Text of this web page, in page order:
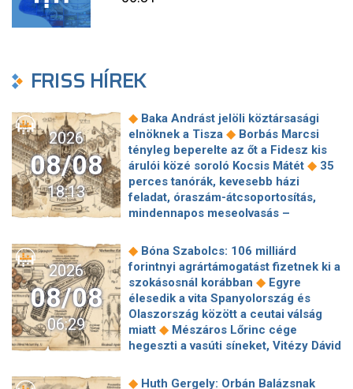
FRISS HÍREK
2026
08/08
18:13
◆ Baka Andrást jelöli köztársasági
elnöknek a Tisza ◆ Borbás Marcsi
tényleg beperelte az őt a Fidesz kis
árulói közé soroló Kocsis Mátét ◆ 35
perces tanórák, kevesebb házi
feladat, óraszám-átcsoportosítás,
mindennapos meseolvasás –
tagozatos javaslatcsomagja
Lemond és az egyetemről is távozik
az Ádám Zoltánt kirúgó corvinusos
rektorhelyettes◆
Katasztrófavédelem: Ez már nekünk is
sok! És sajnos nem látjuk a végét ◆
Nem fizeti vissza a vételárat a zuglói
kormányzati negyed
2026
08/08
06:29
◆ Bóna Szabolcs: 106 milliárd
forintnyi agrártámogatást fizetnek ki a
szokásosnál korábban ◆ Egyre
élesedik a vita Spanyolország és
Olaszország között a ceutai válság
miatt ◆ Mészáros Lőrinc cége
hegeszti a vasúti síneket, Vitézy Dávid
tesz a Bosnyák téri irodakomplexum
◆ Huth Gergely: Orbán Balázsnak